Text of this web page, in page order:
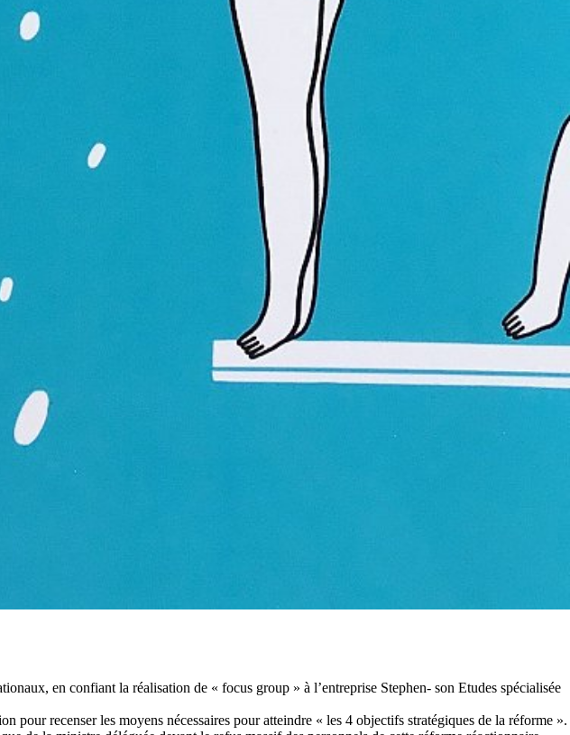
en confiant la réalisation de « focus group » à l’entreprise Stephen- son Etudes spécialisée
pour recenser les moyens nécessaires pour atteindre « les 4 objectifs stratégiques de la réforme ».